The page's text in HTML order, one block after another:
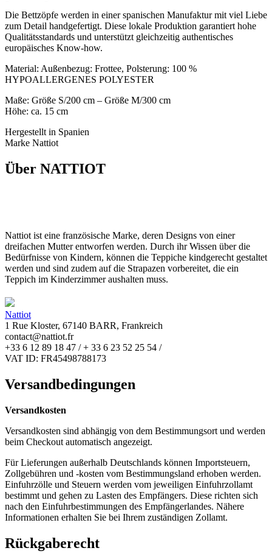
Die Bettzöpfe werden in einer spanischen Manufaktur mit viel Liebe
zum Detail handgefertigt. Diese lokale Produktion garantiert hohe
Qualitätsstandards und unterstützt gleichzeitig authentisches
europäisches Know-how.
Material: Außenbezug: Frottee, Polsterung: 100 %
HYPOALLERGENES POLYESTER
Maße: Größe S/200 cm – Größe M/300 cm
Höhe: ca. 15 cm
Hergestellt in Spanien
Marke Nattiot
Über NATTIOT
Nattiot ist eine französische Marke, deren Designs von einer
dreifachen Mutter entworfen werden. Durch ihr Wissen über die
Bedürfnisse von Kindern, können die Teppiche kindgerecht gestaltet
werden und sind zudem auf die Strapazen vorbereitet, die ein
Teppich im Kinderzimmer aushalten muss.
Nattiot
1 Rue Kloster, 67140 BARR, Frankreich
contact@nattiot.fr
+33 6 12 89 18 47 / + 33 6 23 52 25 54 /
VAT ID: FR45498788173
Versandbedingungen
Versandkosten
Versandkosten sind abhängig von dem Bestimmungsort und werden
beim Checkout automatisch angezeigt.
Für Lieferungen außerhalb Deutschlands können Importsteuern,
Zollgebühren und -kosten vom Bestimmungsland erhoben werden.
Einfuhrzölle und Steuern werden vom jeweiligen Einfuhrzollamt
bestimmt und gehen zu Lasten des Empfängers. Diese richten sich
nach den Einfuhrbestimmungen des Empfängerlandes. Nähere
Informationen erhalten Sie bei Ihrem zuständigen Zollamt.
Rückgaberecht